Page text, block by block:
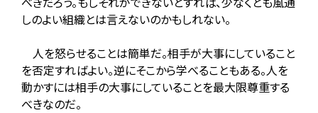
しのよい組織とは言えないのかもしれない。
人を怒らせることは簡単だ。相手が大事にしていること
を否定すればよい。逆にそこから学べることもある。人を
動かすには相手の大事にしていることを最大限尊重する
べきなのだ。